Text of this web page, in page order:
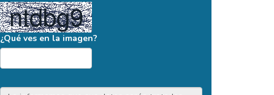
¿Qué ves en la imagen?